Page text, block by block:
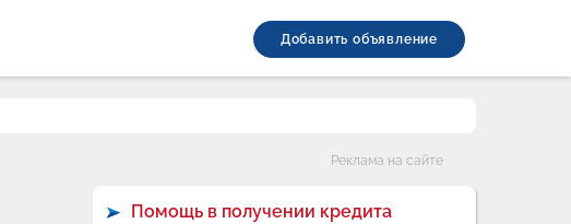
Добавить объявление
Реклама на сайте
Помощь в получении кредита